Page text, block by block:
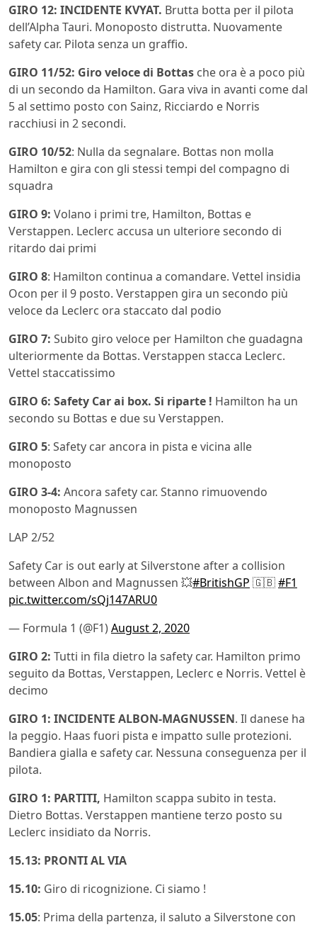
GIRO 12: INCIDENTE KVYAT. Brutta botta per il pilota
dell’Alpha Tauri. Monoposto distrutta. Nuovamente
safety car. Pilota senza un graffio.
GIRO 11/52: Giro veloce di Bottas che ora è a poco più
di un secondo da Hamilton. Gara viva in avanti come dal
5 al settimo posto con Sainz, Ricciardo e Norris
racchiusi in 2 secondi.
GIRO 10/52: Nulla da segnalare. Bottas non molla
Hamilton e gira con gli stessi tempi del compagno di
squadra
GIRO 9: Volano i primi tre, Hamilton, Bottas e
Verstappen. Leclerc accusa un ulteriore secondo di
ritardo dai primi
GIRO 8: Hamilton continua a comandare. Vettel insidia
Ocon per il 9 posto. Verstappen gira un secondo più
veloce da Leclerc ora staccato dal podio
GIRO 7: Subito giro veloce per Hamilton che guadagna
ulteriormente da Bottas. Verstappen stacca Leclerc.
Vettel staccatissimo
GIRO 6: Safety Car ai box. Si riparte ! Hamilton ha un
secondo su Bottas e due su Verstappen.
GIRO 5: Safety car ancora in pista e vicina alle
monoposto
GIRO 3-4: Ancora safety car. Stanno rimuovendo
monoposto Magnussen
LAP 2/52
Safety Car is out early at Silverstone after a collision
between Albon and Magnussen 💥#BritishGP 🇬🇧#F1
pic.twitter.com/sQj147ARU0
— Formula 1 (@F1)August 2, 2020
GIRO 2: Tutti in fila dietro la safety car. Hamilton primo
seguito da Bottas, Verstappen, Leclerc e Norris. Vettel è
decimo
GIRO 1: INCIDENTE ALBON-MAGNUSSEN. Il danese ha
la peggio. Haas fuori pista e impatto sulle protezioni.
Bandiera gialla e safety car. Nessuna conseguenza per il
pilota.
GIRO 1: PARTITI, Hamilton scappa subito in testa.
Dietro Bottas. Verstappen mantiene terzo posto su
Leclerc insidiato da Norris.
15.13: PRONTI AL VIA
15.10: Giro di ricognizione. Ci siamo !
15.05: Prima della partenza, il saluto a Silverstone con